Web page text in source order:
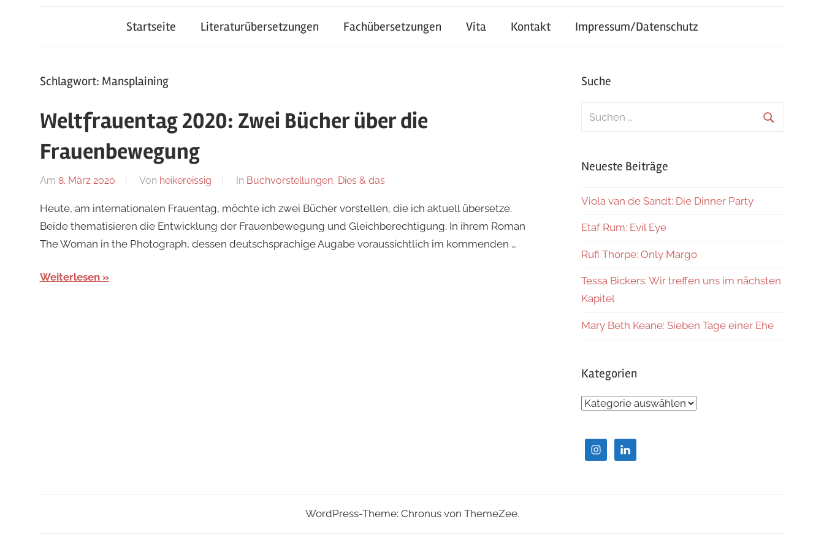
Startseite Literaturübersetzungen Fachübersetzungen Vita Kontakt Impressum/Datenschutz
Schlagwort: Mansplaining
Weltfrauentag 2020: Zwei Bücher über die
Frauenbewegung
Am 8. März 2020 Von heikereissig In Buchvorstellungen, Dies & das
Heute, am internationalen Frauentag, möchte ich zwei Bücher vorstellen, die ich aktuell übersetze.
Beide thematisieren die Entwicklung der Frauenbewegung und Gleichberechtigung. In ihrem Roman
The Woman in the Photograph, dessen deutschsprachige Augabe voraussichtlich im kommenden …
Weiterlesen
Suche
Suchen
Neueste Beiträge
Viola van de Sandt: Die Dinner Party
Etaf Rum: Evil Eye
Rufi Thorpe: Only Margo
Tessa Bickers: Wir treffen uns im nächsten
Kapitel
Mary Beth Keane: Sieben Tage einer Ehe
Kategorien
Kategorien
WordPress-Theme: Chronus von ThemeZee.